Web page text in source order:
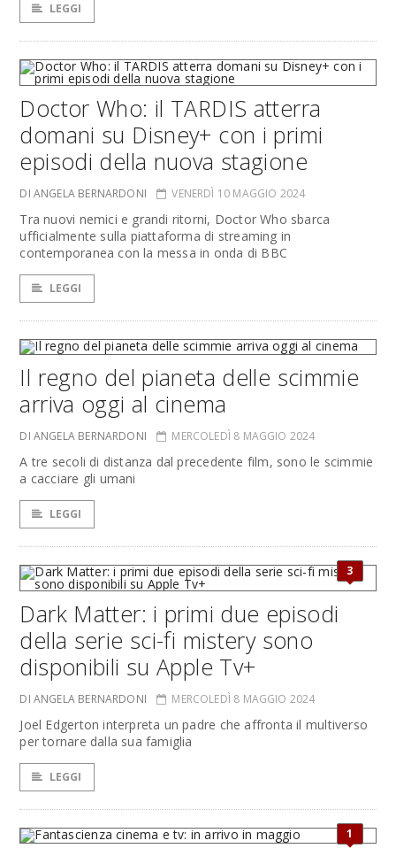
LEGGI
Doctor Who: il TARDIS atterra
domani su Disney+ con i primi
episodi della nuova stagione
DI ANGELA BERNARDONI VENERDÌ 10 MAGGIO 2024
Tra nuovi nemici e grandi ritorni, Doctor Who sbarca
ufficialmente sulla piattaforma di streaming in
contemporanea con la messa in onda di BBC
LEGGI
Il regno del pianeta delle scimmie
arriva oggi al cinema
DI ANGELA BERNARDONI MERCOLEDÌ 8 MAGGIO 2024
A tre secoli di distanza dal precedente film, sono le scimmie
a cacciare gli umani
LEGGI
3
Dark Matter: i primi due episodi
della serie sci-fi mistery sono
disponibili su Apple Tv+
DI ANGELA BERNARDONI MERCOLEDÌ 8 MAGGIO 2024
Joel Edgerton interpreta un padre che affronta il multiverso
per tornare dalla sua famiglia
LEGGI
1